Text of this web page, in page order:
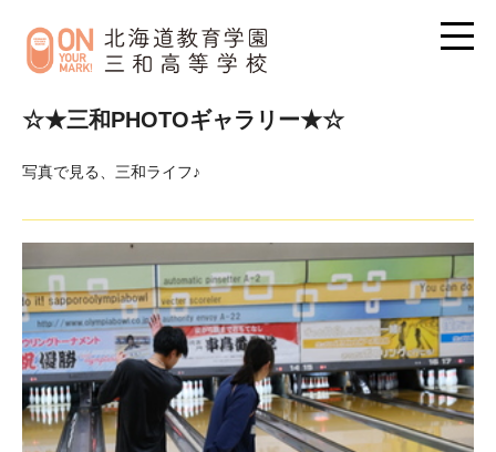
☆★三和PHOTOギャラリー★☆
写真で見る、三和ライフ♪